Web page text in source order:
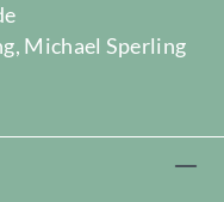
Michael Sperling